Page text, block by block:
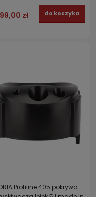
zł do koszyka
Profiline 405 pokrywa